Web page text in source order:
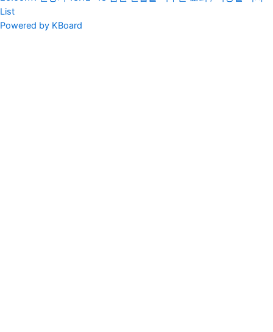
List
Powered by KBoard